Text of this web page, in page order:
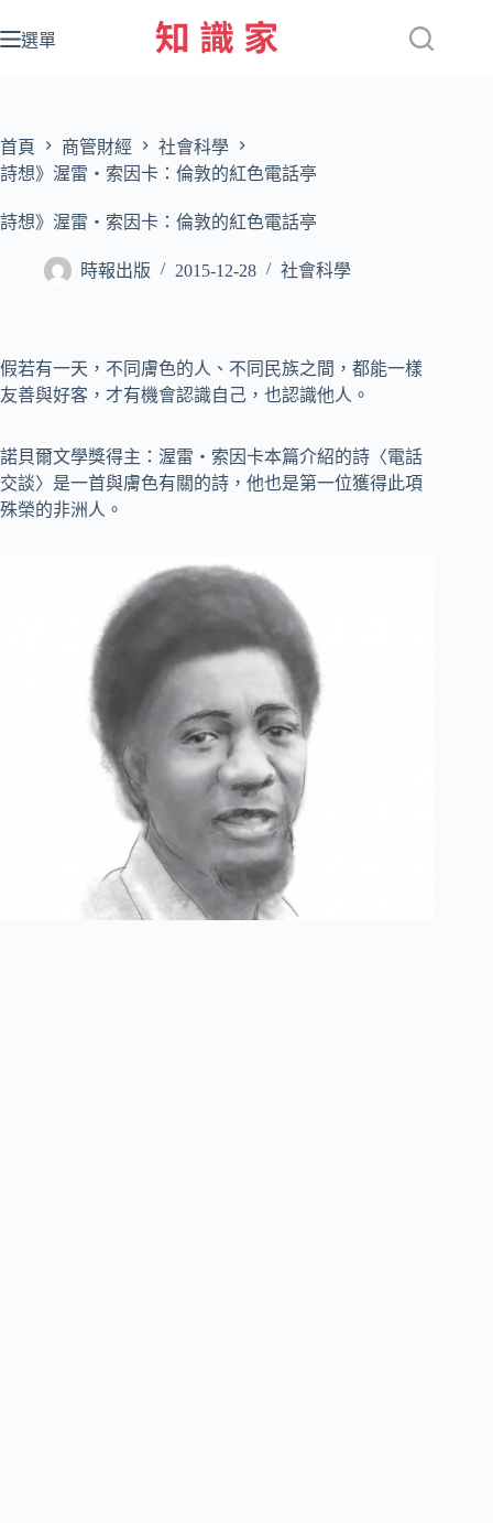
至
容
選單
首頁 商管財經
社會科學
詩想》渥雷‧索因卡：倫敦的紅色電話亭
詩想》渥雷‧索因卡：倫敦的紅色電話亭
時報出版 2015-12-28 社會科學
假若有一天，不同膚色的人、不同民族之間，都能一樣
友善與好客，才有機會認識自己，也認識他人。
諾貝爾文學獎得主：渥雷‧索因卡本篇介紹的詩〈電話
交談〉是一首與膚色有關的詩，他也是第一位獲得此項
殊榮的非洲人。